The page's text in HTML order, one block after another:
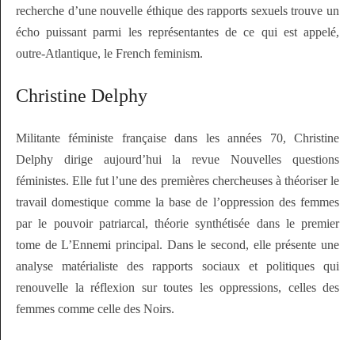
recherche d’une nouvelle éthique des rapports sexuels trouve un
écho puissant parmi les représentantes de ce qui est appelé,
outre-Atlantique, le French feminism.
Christine Delphy
Militante féministe française dans les années 70, Christine
Delphy dirige aujourd’hui la revueNouvelles questions
féministes. Elle fut l’une des premières chercheuses à théoriser le
travail domestique comme la base de l’oppression des femmes
par le pouvoir patriarcal, théorie synthétisée dans le premier
tome deL’Ennemi principal. Dans le second, elle présente une
analyse matérialiste des rapports sociaux et politiques qui
renouvelle la réflexion sur toutes les oppressions, celles des
femmes comme celle des Noirs.